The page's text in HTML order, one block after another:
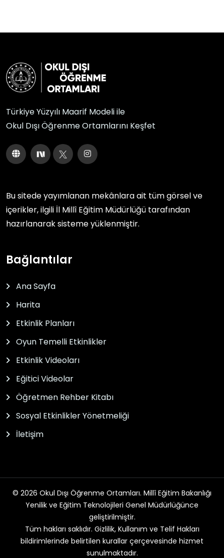
Türkiye Yüzyılı Maarif Modeli ile
Okul Dışı Öğrenme Ortamlarını Keşfet
Bu sitede yayımlanan mekânlara ait tüm görsel ve
içerikler, ilgili İl Millî Eğitim Müdürlüğü tarafından
hazırlanarak sisteme yüklenmiştir.
Bağlantılar
Ana Sayfa
Harita
Etkinlik Planları
Oyun Temelli Etkinlikler
Etkinlik Videoları
Eğitici Videolar
Öğretmen Rehber Kitabı
Sosyal Etkinlikler Yönetmeliği
İletişim
© 2026 Okul Dışı Öğrenme Ortamları. Millî Eğitim Bakanlığı
Yenilik ve Eğitim Teknolojileri Genel Müdürlüğünce
geliştirilmiştir.
Tüm hakları saklıdır. Gizlilik, Kullanım ve Telif Hakları
bildirimlerinde belirtilen kurallar çerçevesinde hizmet
sunulmaktadır.